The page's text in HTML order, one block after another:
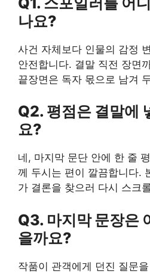
나요?
사건 자체보다 인물의 감정
안전합니다. 결말 직전 장면
끝장면은 독자 몫으로 남겨
Q2. 평점은 결말에
요?
네, 마지막 문단 안에 한 줄
께 두시는 편이 깔끔합니다.
가 결론을 찾으러 다시 스크
Q3. 마지막 문장은
을까요?
작품이 관객에게 던진 질문